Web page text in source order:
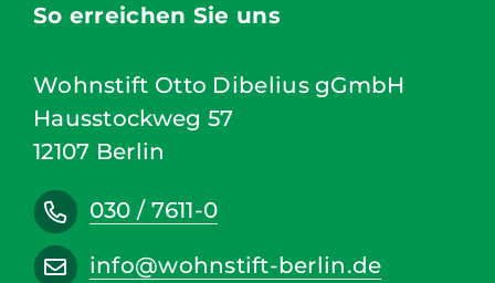
So erreichen Sie uns
Wohnstift Otto Dibelius gGmbH
Hausstockweg 57
12107 Berlin
030 / 7611-0
info@wohnstift-berlin.de